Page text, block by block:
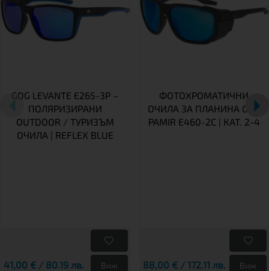
GOG LEVANTE E265-3P –
ПОЛЯРИЗИРАНИ
OUTDOOR / ТУРИЗЪМ
ОЧИЛА | REFLEX BLUE
41,00 € / 80.19 лв. Виж
ФОТОХРОМАТИЧНИ
ОЧИЛА ЗА ПЛАНИНА GOG
PAMIR E460-2C | КАТ. 2-4
88,00 € / 172.11 лв. Виж